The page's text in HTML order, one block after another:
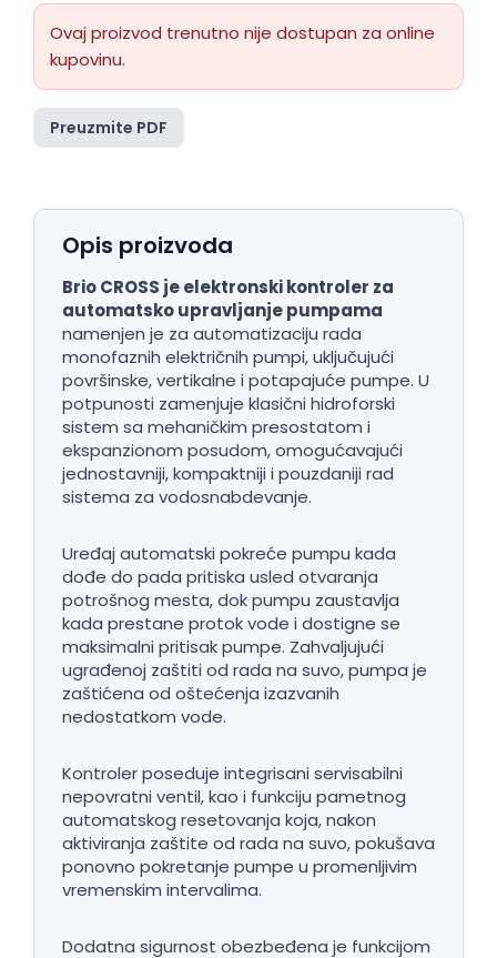
Ovaj proizvod trenutno nije dostupan za online
kupovinu.
Preuzmite PDF
Opis proizvoda
Brio CROSS je elektronski kontroler za
automatsko upravljanje pumpama
namenjen je za automatizaciju rada
monofaznih električnih pumpi, uključujući
površinske, vertikalne i potapajuće pumpe. U
potpunosti zamenjuje klasični hidroforski
sistem sa mehaničkim presostatom i
ekspanzionom posudom, omogućavajući
jednostavniji, kompaktniji i pouzdaniji rad
sistema za vodosnabdevanje.
Uređaj automatski pokreće pumpu kada
dođe do pada pritiska usled otvaranja
potrošnog mesta, dok pumpu zaustavlja
kada prestane protok vode i dostigne se
maksimalni pritisak pumpe. Zahvaljujući
ugrađenoj zaštiti od rada na suvo, pumpa je
zaštićena od oštećenja izazvanih
nedostatkom vode.
Kontroler poseduje integrisani servisabilni
nepovratni ventil, kao i funkciju pametnog
automatskog resetovanja koja, nakon
aktiviranja zaštite od rada na suvo, pokušava
ponovno pokretanje pumpe u promenljivim
vremenskim intervalima.
Dodatna sigurnost obezbeđena je funkcijom